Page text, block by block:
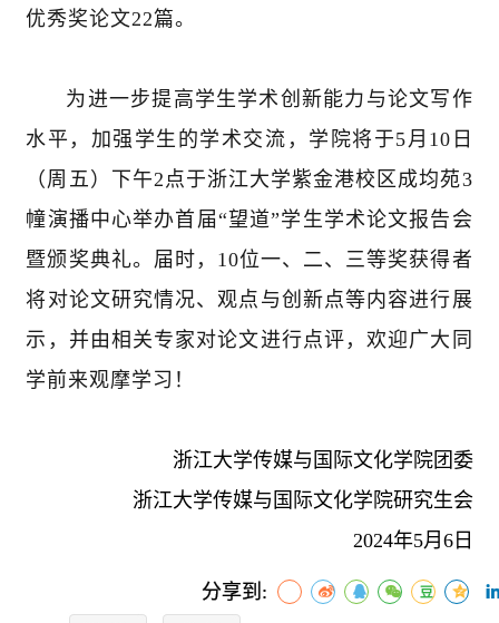
优秀奖论文22篇。
为进一步提高学生学术创新能力与论文写作
水平，加强学生的学术交流，学院将于5月10日
（周五）下午2点于浙江大学紫金港校区成均苑3
幢演播中心举办首届“望道”学生学术论文报告会
暨颁奖典礼。届时，10位一、二、三等奖获得者
将对论文研究情况、观点与创新点等内容进行展
示，并由相关专家对论文进行点评，欢迎广大同
学前来观摩学习！
浙江大学传媒与国际文化学院团委
浙江大学传媒与国际文化学院研究生会
2024年5月6日
分享到: